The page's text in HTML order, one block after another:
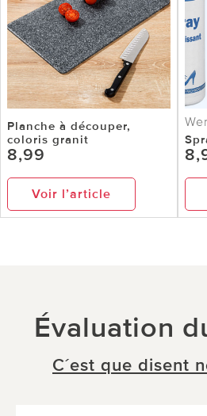
Planche à découper,
coloris granit
8,99
Voir l’article
Évaluation
C´est que disent